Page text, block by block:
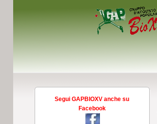
Segui GAPBIOXV anche su
Facebook